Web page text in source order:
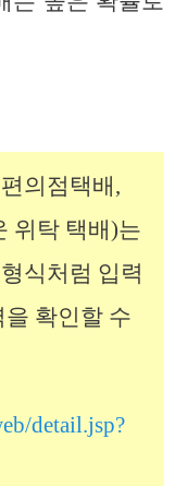
의점택배,
위탁 택배)는
식처럼 입력
확인할 수
detail.jsp?